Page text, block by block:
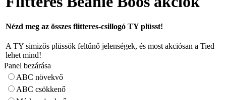
Nézd meg az összes flitteres-csillogó TY plüsst!
A TY simizős plüssök feltűnő jelenségek, és most akciósan a Tied
lehet mind!
Panel bezárása
ABC növekvő
ABC csökkenő